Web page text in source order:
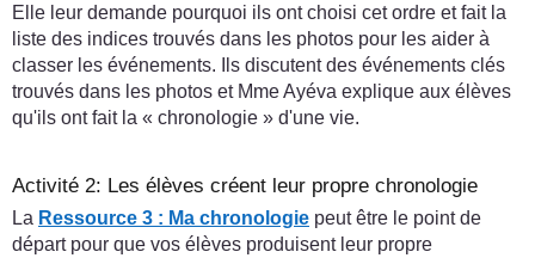
Elle leur demande pourquoi ils ont choisi cet ordre et fait la
liste des indices trouvés dans les photos pour les aider à
classer les événements. Ils discutent des événements clés
trouvés dans les photos et Mme Ayéva explique aux élèves
qu'ils ont fait la « chronologie » d'une vie.
Activité 2: Les élèves créent leur propre chronologie
La Ressource 3 : Ma chronologie peut être le point de
départ pour que vos élèves produisent leur propre